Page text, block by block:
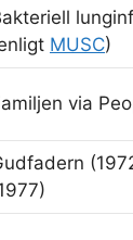
MUSC)
via